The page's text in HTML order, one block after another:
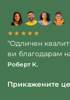
★★★★★
“Одличен
ви благодарам
Роберт К.
Прикажените